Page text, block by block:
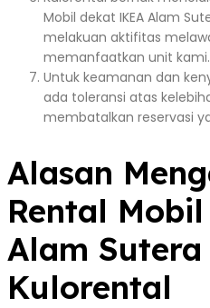
Mobil dekat IKEA Alam
melakuan aktifitas
memanfaatkan unit kami.
Untuk keamanan dan
ada toleransi atas
membatalkan reservasi
Alasan
Rental
Alam
Kulorental